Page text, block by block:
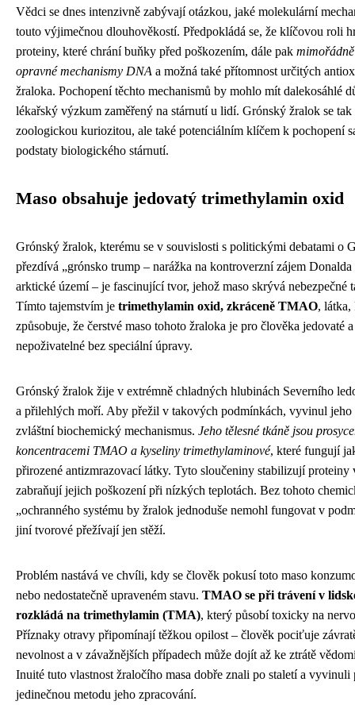
Vědci se dnes intenzivně zabývají otázkou, jaké molekulární
touto výjimečnou dlouhověkostí. Předpokládá se, že klíčovou roli
proteiny, které chrání buňky před poškozením, dále pak
opravné mechanismy DNA a možná také přítomnost určitých
žraloka. Pochopení těchto mechanismů by mohlo mít dalekosáhlé
lékařský výzkum zaměřený na stárnutí u lidí. Grónský žralok se tak
zoologickou kuriozitou, ale také potenciálním klíčem k pochopení
podstaty biologického stárnutí.
Maso obsahuje jedovatý trimethylamin oxid
Grónský žralok, kterému se v souvislosti s politickými debatami o
přezdívá „grónsko trump – narážka na kontroverzní zájem
arktické území – je fascinující tvor, jehož maso skrývá nebezpečné
Tímto tajemstvím je trimethylamin oxid, zkráceně TMAO, látka,
způsobuje, že čerstvé maso tohoto žraloka je pro člověka jedovaté
nepoživatelné bez speciální úpravy.
Grónský žralok žije v extrémně chladných hlubinách Severního
a přilehlých moří. Aby přežil v takových podmínkách, vyvinul jeho
zvláštní biochemický mechanismus. Jeho tělesné tkáně jsou
koncentracemi TMAO a kyseliny trimethylaminové, které fungují
přirozené antizmrazovací látky. Tyto sloučeniny stabilizují proteiny
zabraňují jejich poškození při nízkých teplotách. Bez tohoto
„ochranného systému by žralok jednoduše nemohl fungovat v
jiní tvorové přežívají jen stěží.
Problém nastává ve chvíli, kdy se člověk pokusí toto maso
nebo nedostatečně upraveném stavu. TMAO se při trávení v
rozkládá na trimethylamin (TMA), který působí toxicky na
Příznaky otravy připomínají těžkou opilost – člověk pociťuje
nevolnost a v závažnějších případech může dojít až ke ztrátě
Inuité tuto vlastnost žraločího masa dobře znali po staletí a vyvinuli
jedinečnou metodu jeho zpracování.